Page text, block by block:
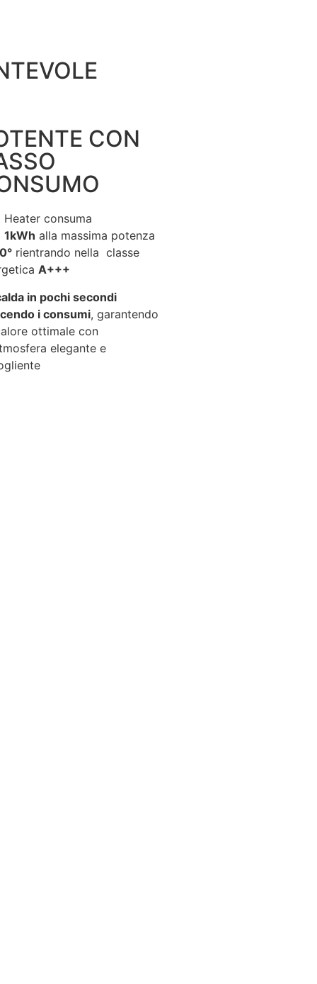
CON
Heater consuma
1kWh alla massima potenza
rientrando nella classe
A+++
in pochi secondi
i consumi, garantendo
ottimale con
elegante e